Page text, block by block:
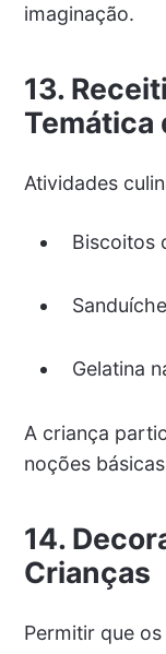
imaginação.
13.
Temática
Atividades
Biscoitos
Gelatina
A criança
noções
14.
Crianças
Permitir que